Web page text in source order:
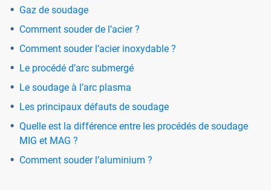
Gaz de soudage
Comment souder de l’acier ?
Comment souder l’acier inoxydable ?
Le procédé d’arc submergé
Le soudage à l’arc plasma
Les principaux défauts de soudage
Quelle est la différence entre les procédés de soudage
MIG et MAG ?
Comment souder l’aluminium ?